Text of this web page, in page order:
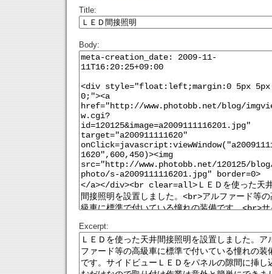
Title:
Body:
Excerpt: